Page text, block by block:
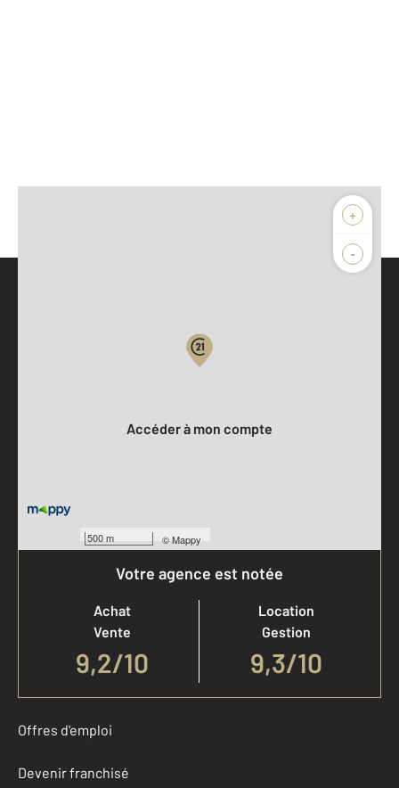
+
-
500 m ©Mappy
Accéder à mon compte
Votre agence est notée
Achat
Vente
9,2/10
Location
Gestion
9,3/10
Offres d'emploi
Devenir franchisé